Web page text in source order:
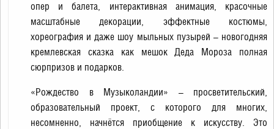
опер и балета, интерактивная анимация, красочные
масштабные декорации, эффектные костюмы,
хореография и даже шоу мыльных пузырей – новогодняя
кремлевская сказка как мешок Деда Мороза полная
сюрпризов и подарков.
«Рождество в Музыколандии» – просветительский,
образовательный проект, с которого для многих,
несомненно, начнётся приобщение к искусству. Это